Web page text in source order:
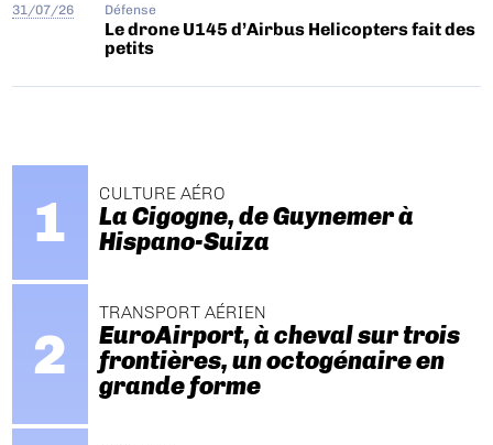
31/07/26 Défense
Le drone U145 d’Airbus Helicopters fait des
petits
CULTURE AÉRO
La Cigogne, de Guynemer à
Hispano-Suiza
TRANSPORT AÉRIEN
EuroAirport, à cheval sur trois
frontières, un octogénaire en
grande forme